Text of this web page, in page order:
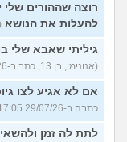
רוצה שההורים
להעלות את הנושא
גיליתי שאבא שלי
(אנונימי, בן 13, כתב ב-29/07/26 17:25)
אם לא אגיע לצו
כתבה ב-29/07/26 17:05)
לתת לה זמן